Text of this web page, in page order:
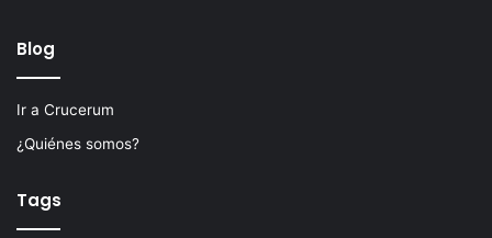
Blog
Ir a Crucerum
¿Quiénes somos?
Tags